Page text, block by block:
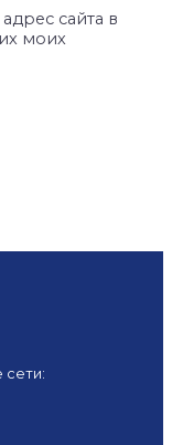
сайта в
моих
сети: